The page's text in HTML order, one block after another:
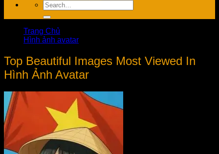
Trang Chủ
Hình ảnh avatar
Top Beautiful Images Most Viewed In
Hình Ảnh Avatar